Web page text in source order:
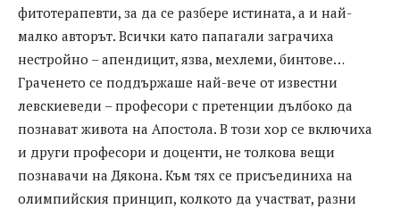
фитотерапевти, за да се разбере истината, а и най-
малко авторът. Всички като папагали заграчиха
нестройно – апендицит, язва, мехлеми, бинтове…
Граченето се поддържаше най-вече от известни
левскиеведи – професори с претенции дълбоко да
познават живота на Апостола. В този хор се включиха
и други професори и доценти, не толкова вещи
познавачи на Дякона. Към тях се присъединиха на
олимпийския принцип, колкото да участват, разни